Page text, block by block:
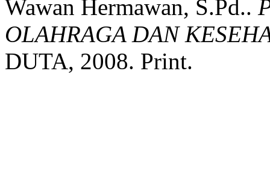
Wawan Hermawan, S.Pd..
OLAHRAGA DAN
DUTA, 2008. Print.